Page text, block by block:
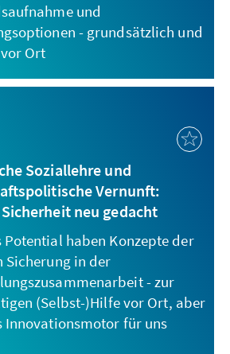
und
- grundsätzlich und
Ort
Soziallehre und
Vernunft:
neu gedacht
Potential haben Konzepte der
Sicherung in der
- zur
(Selbst-)Hilfe vor Ort, aber
Innovationsmotor für uns